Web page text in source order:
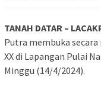
TANAH DATAR –
Putra membuka
XX di Lapangan Pulai
Minggu (14/4/2024).